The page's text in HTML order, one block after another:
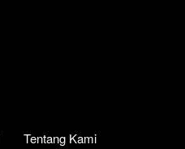
Tentang Kami